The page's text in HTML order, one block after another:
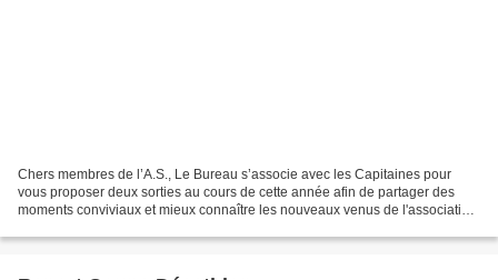
Chers membres de l’A.S., Le Bureau s’associe avec les Capitaines pour
vous proposer deux sorties au cours de cette année afin de partager des
moments conviviaux et mieux connaître les nouveaux venus de l'association